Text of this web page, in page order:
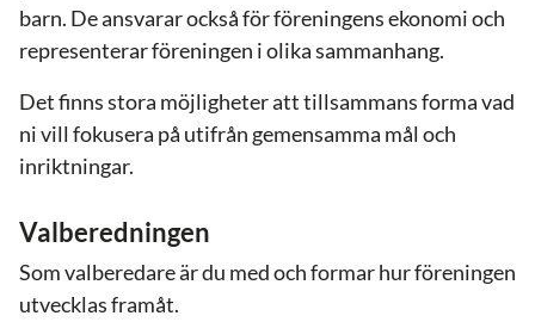
barn. De ansvarar också för föreningens ekonomi och
representerar föreningen i olika sammanhang.
Det finns stora möjligheter att tillsammans forma vad
ni vill fokusera på utifrån gemensamma mål och
inriktningar.
Valberedningen
Som valberedare är du med och formar hur föreningen
utvecklas framåt.